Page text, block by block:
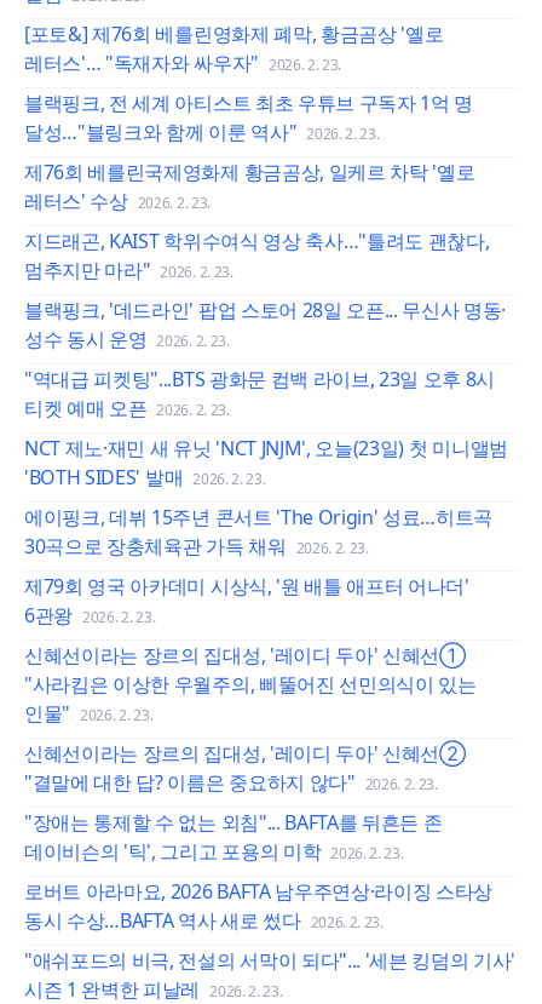
[포토&] 제76회 베를린영화제 폐막, 황금곰상 '옐로
레터스'… "독재자와 싸우자" 2026. 2. 23.
블랙핑크, 전 세계 아티스트 최초 우튜브 구독자 1억 명
달성…"블링크와 함께 이룬 역사" 2026. 2. 23.
제76회 베를린국제영화제 황금곰상, 일케르 차탁 '옐로
레터스' 수상 2026. 2. 23.
지드래곤, KAIST 학위수여식 영상 축사…"틀려도 괜찮다,
멈추지만 마라" 2026. 2. 23.
블랙핑크, '데드라인' 팝업 스토어 28일 오픈... 무신사 명동·
성수 동시 운영 2026. 2. 23.
"역대급 피켓팅"...BTS 광화문 컴백 라이브, 23일 오후 8시
티켓 예매 오픈 2026. 2. 23.
NCT 제노·재민 새 유닛 'NCT JNJM', 오늘(23일) 첫 미니앨범
'BOTH SIDES' 발매 2026. 2. 23.
에이핑크, 데뷔 15주년 콘서트 'The Origin' 성료…히트곡
30곡으로 장충체육관 가득 채워 2026. 2. 23.
제79회 영국 아카데미 시상식, '원 배틀 애프터 어나더'
6관왕 2026. 2. 23.
신혜선이라는 장르의 집대성, '레이디 두아' 신혜선①
"사라킴은 이상한 우월주의, 삐뚤어진 선민의식이 있는
인물" 2026. 2. 23.
신혜선이라는 장르의 집대성, '레이디 두아' 신혜선②
"결말에 대한 답? 이름은 중요하지 않다" 2026. 2. 23.
"장애는 통제할 수 없는 외침"... BAFTA를 뒤흔든 존
데이비슨의 '틱', 그리고 포용의 미학 2026. 2. 23.
로버트 아라마요, 2026 BAFTA 남우주연상·라이징 스타상
동시 수상…BAFTA 역사 새로 썼다 2026. 2. 23.
"애쉬포드의 비극, 전설의 서막이 되다"... '세븐 킹덤의 기사'
시즌 1 완벽한 피날레 2026. 2. 23.